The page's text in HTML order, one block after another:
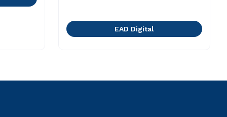
EAD Digital